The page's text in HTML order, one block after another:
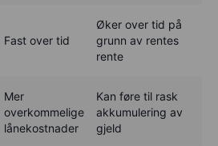
Fast over tid
Øker over tid på
grunn av rentes
rente
Mer
overkommelige
lånekostnader
Kan føre til rask
akkumulering av
gjeld